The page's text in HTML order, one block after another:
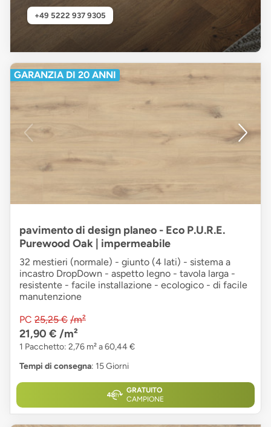
+49 5222 937 9305
GARANZIA DI 20 ANNI
pavimento di design planeo - Eco P.U.R.E.
Purewood Oak | impermeabile
32 mestieri (normale) - giunto (4 lati) - sistema a
incastro DropDown - aspetto legno - tavola larga -
resistente - facile installazione - ecologico - di facile
manutenzione
PC 25,25 € /m²
21,90 € /m²
1 Pacchetto: 2,76 m² a 60,44 €
Tempi di consegna: 15 Giorni
GRATUITO
CAMPIONE